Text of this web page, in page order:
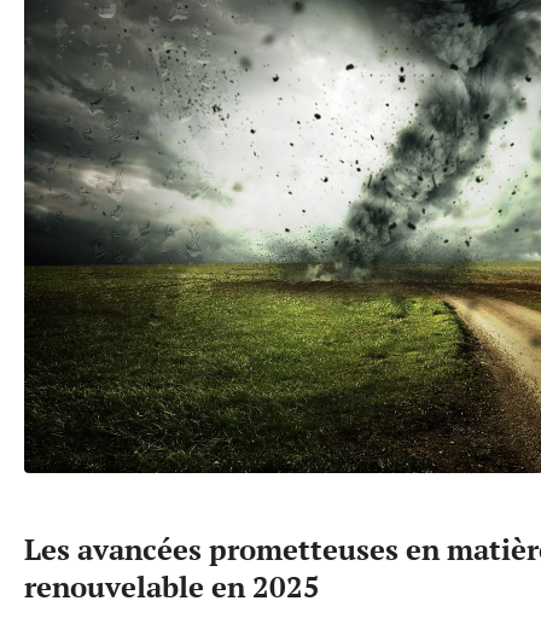
Les avancées prometteuses en
renouvelable en 2025